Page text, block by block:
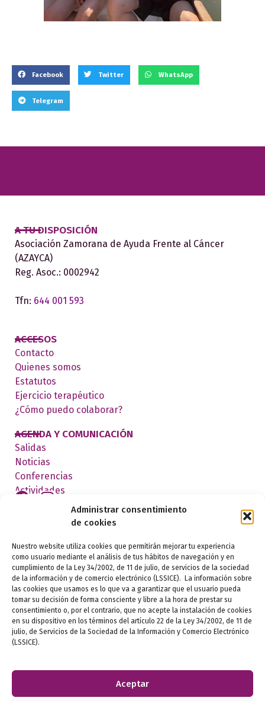
Administrar consentimiento
de cookies
Nuestro website utiliza cookies que permitirán mejorar tu experiencia
como usuario mediante el análisis de tus hábitos de navegación y en
cumplimiento de la Ley 34/2002, de 11 de julio, de servicios de la sociedad
de la información y de comercio electrónico (LSSICE). La información sobre
las cookies que usamos es lo que va a garantizar que el usuario pueda
tomar su decisión de forma consciente y libre a la hora de prestar su
consentimiento o, por el contrario, que no acepte la instalación de cookies
en su dispositivo en los términos del artículo 22 de la Ley 34/2002, de 11 de
julio, de Servicios de la Sociedad de la Información y Comercio Electrónico
(LSSICE).
Aceptar
Facebook Twitter WhatsApp
Telegram
A TU DISPOSICIÓN
Asociación Zamorana de Ayuda Frente al Cáncer
(AZAYCA)
Reg. Asoc.: 0002942
Tfn: 644 001 593
ACCESOS
Contacto
Quienes somos
Estatutos
Ejercicio terapéutico
¿Cómo puedo colaborar?
AGENDA Y COMUNICACIÓN
Salidas
Noticias
Conferencias
Actividades
Aviso legal